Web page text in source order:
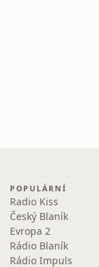
POPULÁRNÍ
Radio Kiss
Český Blaník
Evropa 2
Rádio Blaník
Rádio Impuls